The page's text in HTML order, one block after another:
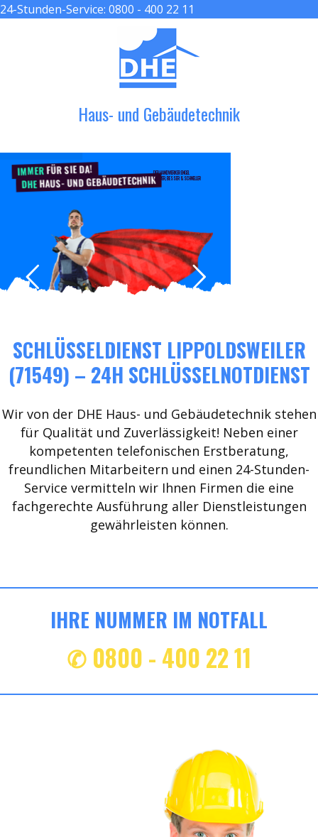
24-Stunden-Service: 0800 - 400 22 11
Haus- und Gebäudetechnik
IMMERFÜR SIE DA!
DHEHAUS- UND GEBÄUDETECHNIK
DER HANDWERKER ENGEL
GRÖßER, BESSER & SCHNELLER
SCHLÜSSELDIENST LIPPOLDSWEILER
(71549) – 24H SCHLÜSSELNOTDIENST
Wir von der DHE Haus- und Gebäudetechnik stehen
für Qualität und Zuverlässigkeit! Neben einer
kompetenten telefonischen Erstberatung,
freundlichen Mitarbeitern und einen 24-Stunden-
Service vermitteln wir Ihnen Firmen die eine
fachgerechte Ausführung aller Dienstleistungen
gewährleisten können.
IHRE NUMMER IM NOTFALL
✆ 0800 - 400 22 11